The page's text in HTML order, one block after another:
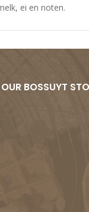
ei en noten.
BOSSUYT